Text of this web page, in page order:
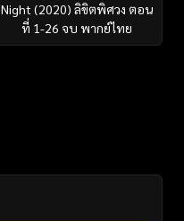
Night (2020) ลิขิตพิศวง ตอน
ที่ 1-26 จบ พากย์ไทย